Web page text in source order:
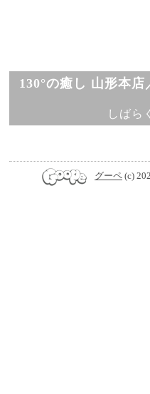
130°の癒し 山形本
しばら
グーペ (c)